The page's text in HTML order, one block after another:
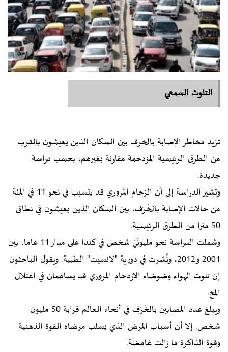
التلوث السمعي
تزيد مخاطر الإصابة بالخرف بين السكان الذين يعيشون بالقرب
من الطرق الرئيسية المزدحمة مقارنة بغيرهم، بحسب دراسة
جديدة.
وتشير الدراسة إلى أن الزحام المروري قد يتسبب في نحو 11 في المئة
من حالات الإصابة بالخَرَف، بين السكان الذين يعيشون في نطاق
50 مترا من الطرق الرئيسية.
وشملت الدراسة نحو مليونَيْ شخص في كندا على مدار 11 عاما، بين
2001 و2012، ونُشرت في دورية "لانسيت" الطبية. ويقول الباحثون
إن تلوث الهواء وضوضاء الازدحام المروري قد يساهمان في اعتلال
المخ.
ويبلغ عدد المصابين بالخَرَف في أنحاء العالم قرابة 50 مليون
شخص. إلا أن أسباب المرض الذي يسلب مرضاه القوة الذهنية
وقوة الذاكرة ما زالت غامضة.